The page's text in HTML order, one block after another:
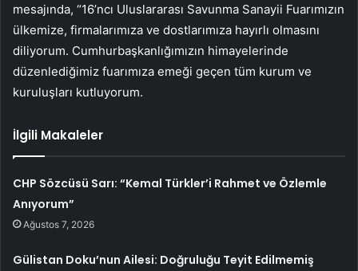
mesajında, “16’ncı Uluslararası Savunma Sanayii Fuarımızın
ülkemize, firmalarımıza ve dostlarımıza hayırlı olmasını
diliyorum. Cumhurbaşkanlığımızın himayelerinde
düzenlediğimiz fuarımıza emeği geçen tüm kurum ve
kuruluşları kutluyorum.
İlgili Makaleler
CHP Sözcüsü Sarı: “Kemal Türkler’i Rahmet ve Özlemle
Anıyorum”
Ağustos 7, 2026
Gülistan Doku’nun Ailesi: Doğruluğu Teyit Edilmemiş